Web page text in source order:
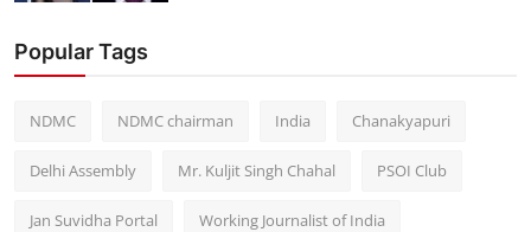
Popular Tags
NDMC NDMC chairman India Chanakyapuri
Delhi Assembly Mr. Kuljit Singh Chahal PSOI Club
Jan Suvidha Portal Working Journalist of India